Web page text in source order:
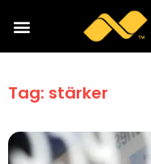
Tag: stärker